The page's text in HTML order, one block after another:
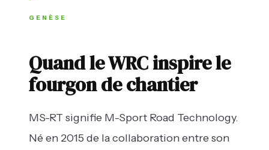
GENÈSE
Quand le WRC inspire le
fourgon de chantier
MS-RT signifie M-Sport Road Technology.
Né en 2015 de la collaboration entre son